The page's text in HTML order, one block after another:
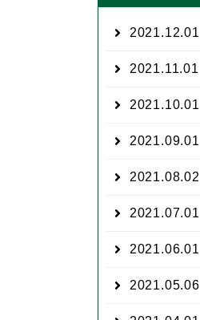
2021.12.01
2021.11.01
2021.10.01
2021.09.01
2021.08.02
2021.07.01
2021.06.01
2021.05.06